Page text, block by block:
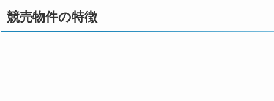
競売物件の特徴